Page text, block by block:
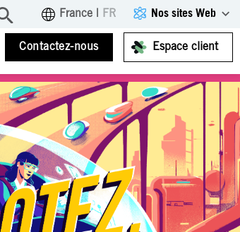
France FR Nos sites Web
Contactez-nous Espace client